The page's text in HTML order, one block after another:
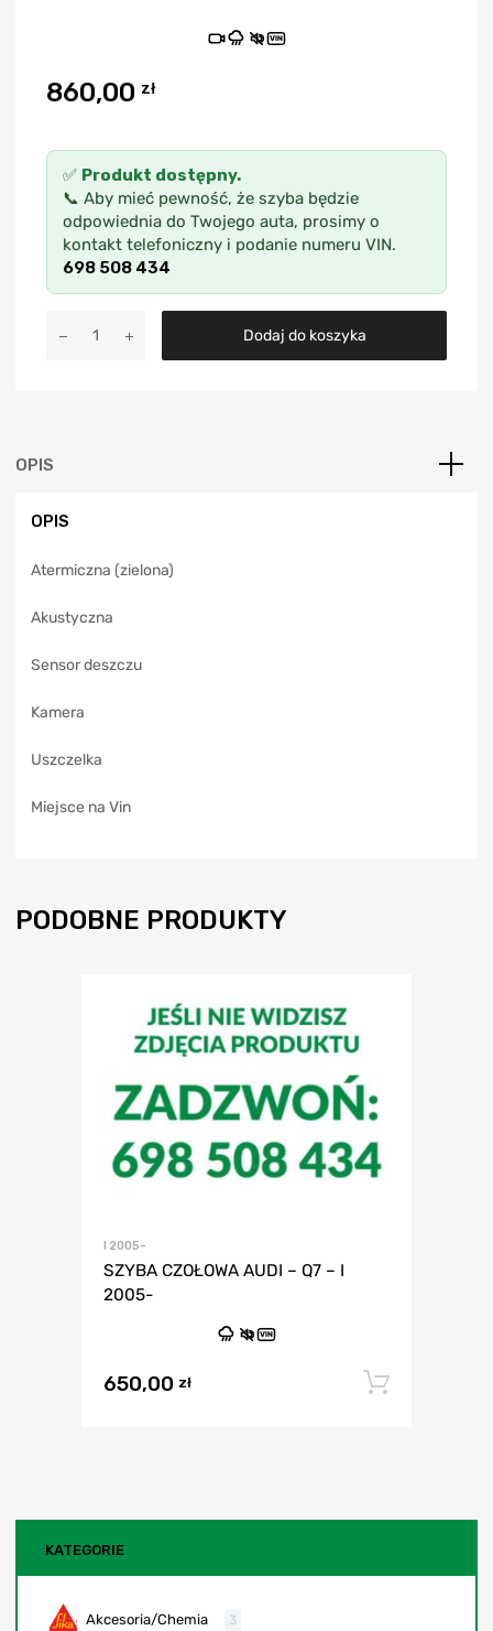
VIN
860,00 zł
✅ Produkt dostępny.
📞 Aby mieć pewność, że szyba będzie
odpowiednia do Twojego auta, prosimy o
kontakt telefoniczny i podanie numeru VIN.
698 508 434
Dodaj do koszyka
a
OPIS
OPIS
Atermiczna (zielona)
Akustyczna
Sensor deszczu
Kamera
Uszczelka
Miejsce na Vin
PODOBNE PRODUKTY
I 2005-
SZYBA CZOŁOWA AUDI – Q7 – I
2005-
VIN
650,00 zł
KATEGORIE
Akcesoria/Chemia 3